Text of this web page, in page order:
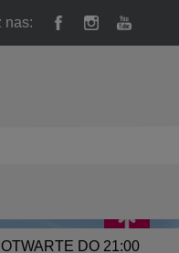
nas:
OTWARTE DO 21:00